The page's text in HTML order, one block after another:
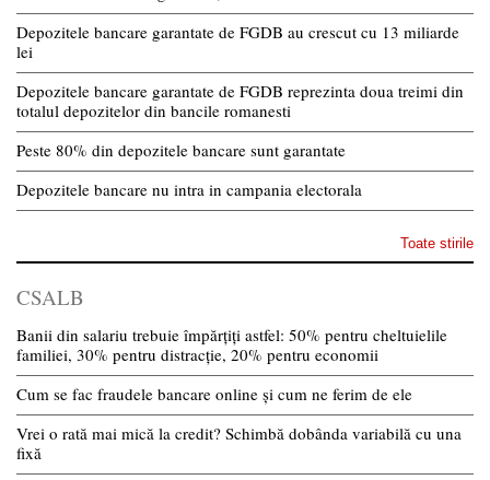
Depozitele bancare garantate de FGDB au crescut cu 13 miliarde
lei
Depozitele bancare garantate de FGDB reprezinta doua treimi din
totalul depozitelor din bancile romanesti
Peste 80% din depozitele bancare sunt garantate
Depozitele bancare nu intra in campania electorala
Toate stirile
CSALB
Banii din salariu trebuie împărțiți astfel: 50% pentru cheltuielile
familiei, 30% pentru distracție, 20% pentru economii
Cum se fac fraudele bancare online și cum ne ferim de ele
Vrei o rată mai mică la credit? Schimbă dobânda variabilă cu una
fixă